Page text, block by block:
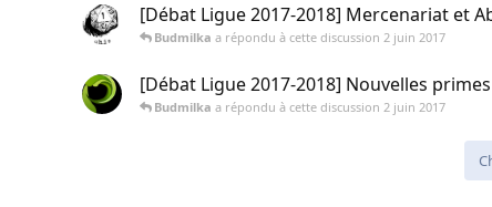
[Débat Ligue 2017-2018] Mercenariat et
Budmilka a répondu à cette discussion 2 juin 2017
[Débat Ligue 2017-2018] Nouvelles
Budmilka a répondu à cette discussion 2 juin 2017